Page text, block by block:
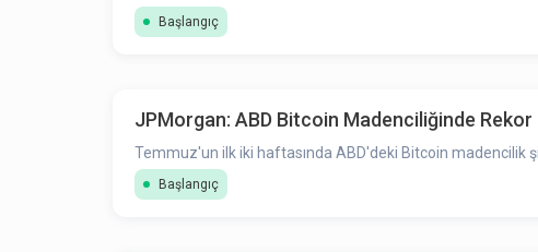
Başlangıç
JPMorgan: ABD Bitcoin Madenciliğinde Rekor
Temmuz'un ilk iki haftasında ABD'deki Bitcoin madencilik
Başlangıç